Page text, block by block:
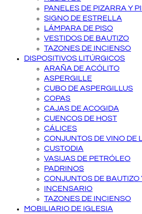
PANELES DE PIZARRA Y
SIGNO DE ESTRELLA
LÁMPARA DE PISO
VESTIDOS DE BAUTIZO
TAZONES DE INCIENSO
DISPOSITIVOS LITÚRGICOS
ARAÑA DE ACÓLITO
ASPERGILLE
CUBO DE ASPERGILLUS
COPAS
CAJAS DE ACOGIDA
CUENCOS DE HOST
CÁLICES
CONJUNTOS DE VINO DE
CUSTODIA
VASIJAS DE PETRÓLEO
PADRINOS
CONJUNTOS DE BAUTIZO
INCENSARIO
TAZONES DE INCIENSO
MOBILIARIO DE IGLESIA